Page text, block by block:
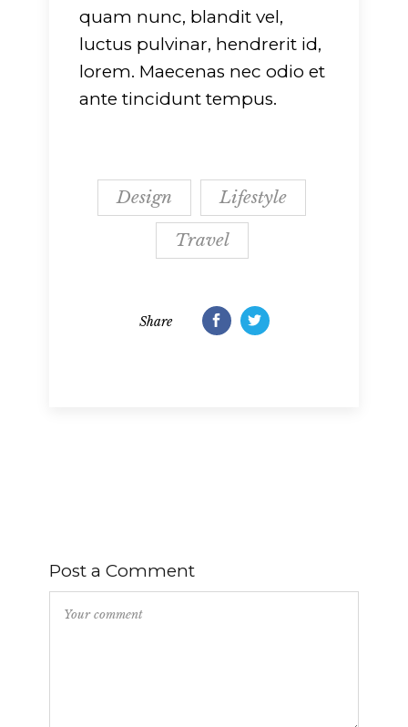
quam nunc, blandit vel,
luctus pulvinar, hendrerit id,
lorem. Maecenas nec odio et
ante tincidunt tempus.
Design Lifestyle
Travel
Share
Post a Comment